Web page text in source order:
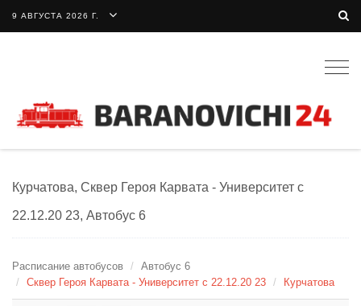
9 АВГУСТА 2026 Г.
Курчатова, Сквер Героя Карвата - Университет с
22.12.20 23, Автобус 6
Расписание автобусов
Автобус 6
Сквер Героя Карвата - Университет с 22.12.20 23
Курчатова